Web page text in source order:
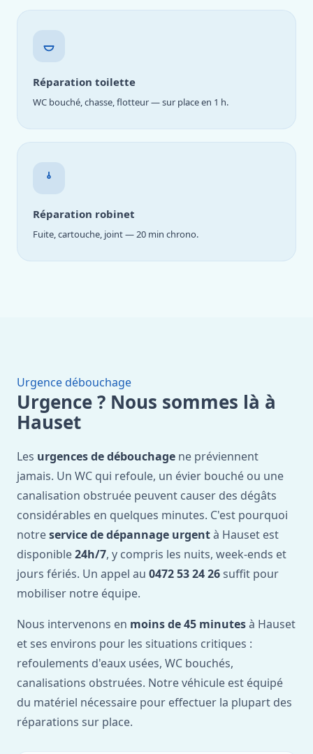
Réparation toilette
WC bouché, chasse, flotteur — sur place en 1 h.
Réparation robinet
Fuite, cartouche, joint — 20 min chrono.
Urgence débouchage
Urgence ? Nous sommes là à
Hauset
Les urgences de débouchage ne préviennent
jamais. Un WC qui refoule, un évier bouché ou une
canalisation obstruée peuvent causer des dégâts
considérables en quelques minutes. C'est pourquoi
notreservice de dépannage urgentà Hauset est
disponible24h/7, y compris les nuits, week-ends et
jours fériés. Un appel au 0472 53 24 26 suffit pour
mobiliser notre équipe.
Nous intervenons en moins de 45 minutesà Hauset
et ses environs pour les situations critiques :
refoulements d'eaux usées, WC bouchés,
canalisations obstruées. Notre véhicule est équipé
du matériel nécessaire pour effectuer la plupart des
réparations sur place.